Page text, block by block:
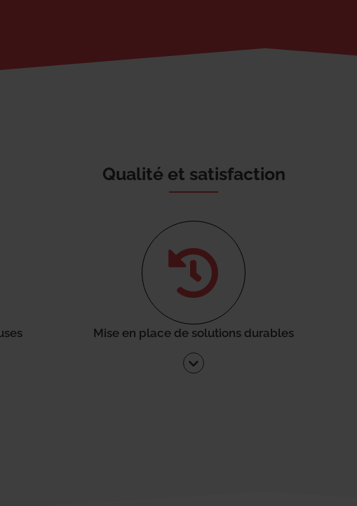
Qualité et satisfaction
Mise en place de solutions durables